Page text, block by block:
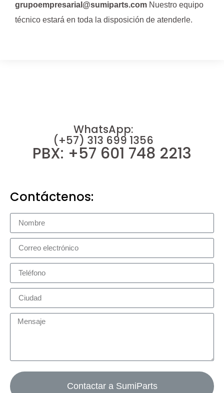
grupoempresarial@sumiparts.com Nuestro equipo
técnico estará en toda la disposición de atenderle.
WhatsApp:
(+57) 313 699 1356
PBX: +57 601 748 2213
Contáctenos:
Contactar a SumiParts